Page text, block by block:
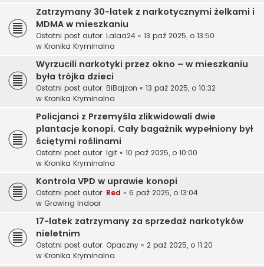
Zatrzymany 30-latek z narkotycznymi żelkami i
MDMA w mieszkaniu
Ostatni post autor: Lalaa24 « 13 paź 2025, o 13:50
w Kronika Kryminalna
Wyrzucili narkotyki przez okno – w mieszkaniu
była trójka dzieci
Ostatni post autor: BiBajzon « 13 paź 2025, o 10:32
w Kronika Kryminalna
Policjanci z Przemyśla zlikwidowali dwie
plantacje konopi. Cały bagażnik wypełniony był
ściętymi roślinami
Ostatni post autor: Igit « 10 paź 2025, o 10:00
w Kronika Kryminalna
Kontrola VPD w uprawie konopi
Ostatni post autor: Red « 6 paź 2025, o 13:04
w Growing Indoor
17-latek zatrzymany za sprzedaż narkotyków
nieletnim
Ostatni post autor: Opaczny « 2 paź 2025, o 11:20
w Kronika Kryminalna